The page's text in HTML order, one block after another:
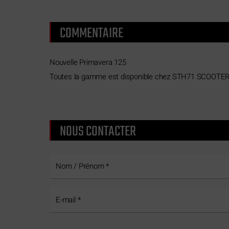
COMMENTAIRE
Nouvelle Primavera 125
Toutes la gamme est disponible chez STH71
NOUS CONTACTER